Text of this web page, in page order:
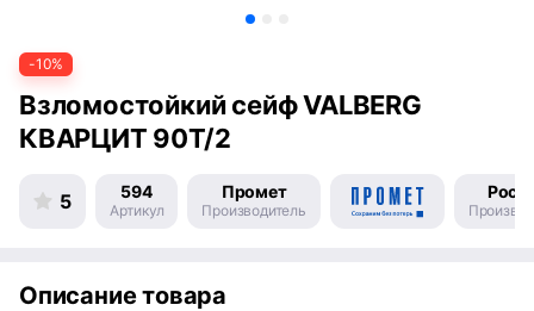
-10%
Взломостойкий сейф VALBERG
КВАРЦИТ 90Т/2
5 594
Артикул
Промет
Производитель
Описание товара